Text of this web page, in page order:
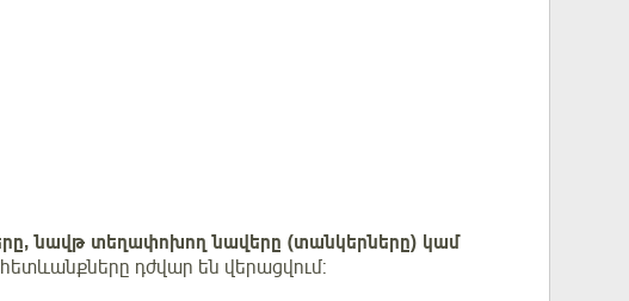
նավթ տեղափոխող նավերը (տանկերները) կամ
դժվար են վերացվում: